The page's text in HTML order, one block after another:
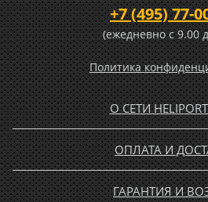
+7 (495) 77-
(ежедневно c 9.00
Политика
О СЕТИ
ОПЛАТА И
ГАРАНТИЯ И